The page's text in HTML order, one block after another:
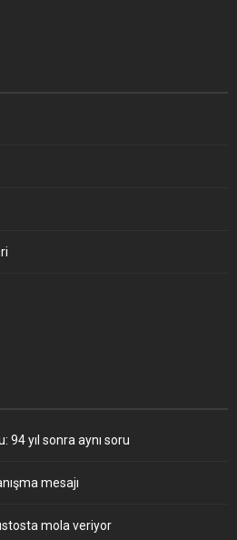
94 yıl sonra aynı soru
mesajı
mola veriyor